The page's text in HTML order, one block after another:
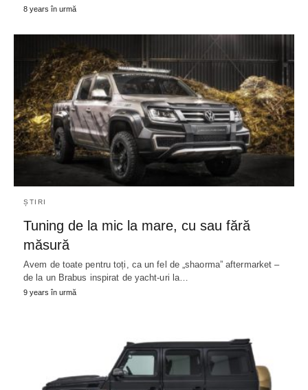
8 years în urmă
ȘTIRI
Tuning de la mic la mare, cu sau fără
măsură
Avem de toate pentru toți, ca un fel de „shaorma” aftermarket –
de la un Brabus inspirat de yacht-uri la…
9 years în urmă